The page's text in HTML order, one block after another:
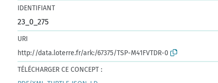
IDENTIFIANT
23_0_275
URI
http://data.loterre.fr/ark:/67375/TSP-M41FVTDR-0
TÉLÉCHARGER CE CONCEPT :